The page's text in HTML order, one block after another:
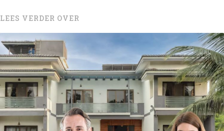
LEES VERDER OVER